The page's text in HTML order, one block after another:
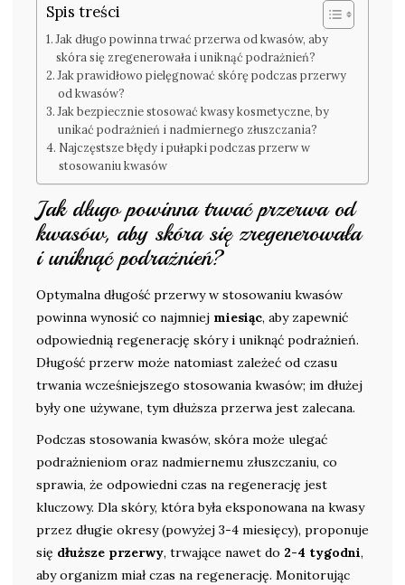
Spis treści
Jak długo powinna trwać przerwa od kwasów, aby
skóra się zregenerowała i uniknąć podrażnień?
Jak prawidłowo pielęgnować skórę podczas przerwy
od kwasów?
Jak bezpiecznie stosować kwasy kosmetyczne, by
unikać podrażnień i nadmiernego złuszczania?
Najczęstsze błędy i pułapki podczas przerw w
stosowaniu kwasów
Jak długo powinna trwać przerwa od
kwasów, aby skóra się zregenerowała
i uniknąć podrażnień?
Optymalna długość przerwy w stosowaniu kwasów
powinna wynosić co najmniej miesiąc, aby zapewnić
odpowiednią regenerację skóry i uniknąć podrażnień.
Długość przerw może natomiast zależeć od czasu
trwania wcześniejszego stosowania kwasów; im dłużej
były one używane, tym dłuższa przerwa jest zalecana.
Podczas stosowania kwasów, skóra może ulegać
podrażnieniom oraz nadmiernemu złuszczaniu, co
sprawia, że odpowiedni czas na regenerację jest
kluczowy. Dla skóry, która była eksponowana na kwasy
przez długie okresy (powyżej 3-4 miesięcy), proponuje
się dłuższe przerwy, trwające nawet do 2-4 tygodni,
aby organizm miał czas na regenerację. Monitorując